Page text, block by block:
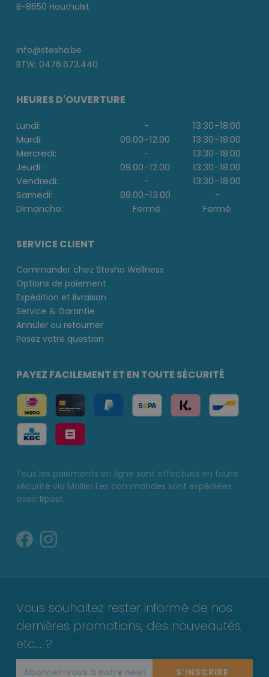
B-8650 Houthulst
info@stesha.be
BTW: 0476.673.440
HEURES D'OUVERTURE
Lundi: - 13:30-18:00
Mardi:
09.00-12.00 13:30-18:00
Mercredi:
- 13:30-18:00
Jeudi:
09.00-12.00 13:30-18:00
Vendredi:
- 13:30-18:00
Samedi:
09.00-13.00
-
Dimanche:
Fermé Fermé
SERVICE CLIENT
Commander chez Stesha Wellness
Options de paiement
Expédition et livraison
Service & Garantie
Annuler ou retourner
Posez votre question
PAYEZ FACILEMENT ET EN TOUTE SÉCURITÉ
Tous les paiements en ligne sont effectués en toute
sécurité via Mollie! Les commandes sont expédiées
avec Bpost.
Vous souhaitez rester informé de nos
dernières promotions, des nouveautés,
etc... ?
S'INSCRIRE